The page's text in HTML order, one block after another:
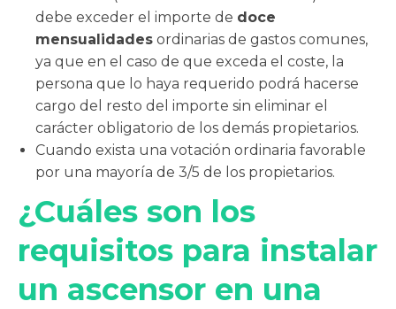
debe exceder el importe de doce
mensualidades ordinarias de gastos comunes,
ya que en el caso de que exceda el coste, la
persona que lo haya requerido podrá hacerse
cargo del resto del importe sin eliminar el
carácter obligatorio de los demás propietarios.
Cuando exista una votación ordinaria favorable
por una mayoría de 3/5 de los propietarios.
¿Cuáles son los
requisitos para instalar
un ascensor en una